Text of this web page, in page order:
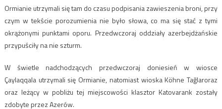
Ormianie utrzymali się tam do czasu podpisania zawieszenia broni, przy
czym w tekście porozumienia nie było słowa, co ma się stać z tymi
okrążonymi punktami oporu. Przedwczoraj oddziały azerbejdżańskie
przypuściły na nie szturm.
W świetle nadchodzących przedwczoraj doniesień w wiosce
Çaylaqqala utrzymali się Ormianie, natomiast wioska Köhne Tağlaroraz
oraz leżący w pobliżu tej miejscowości klasztor Katovarank zostały
zdobyte przez Azerów.